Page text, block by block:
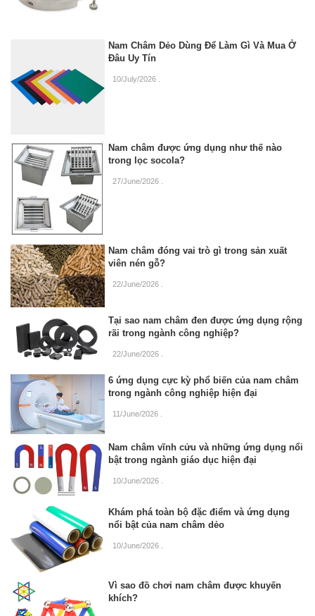
Nam Châm Dẻo Dùng Để Làm Gì Và Mua Ở
Đâu Uy Tín
10/July/2026
Nam châm được ứng dụng như thế nào
trong lọc socola?
27/June/2026
Nam châm đóng vai trò gì trong sản xuất
viên nén gỗ?
22/June/2026
Tại sao nam châm đen được ứng dụng rộng
rãi trong ngành công nghiệp?
22/June/2026
6 ứng dụng cực kỳ phổ biến của nam châm
trong ngành công nghiệp hiện đại
11/June/2026
Nam châm vĩnh cửu và những ứng dụng nổi
bật trong ngành giáo dục hiện đại
10/June/2026
Khám phá toàn bộ đặc điểm và ứng dụng
nổi bật của nam châm dẻo
10/June/2026
Vì sao đồ chơi nam châm được khuyến
khích?